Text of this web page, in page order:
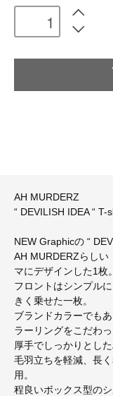
AH MURDERZ
“ DEVILISH IDEA “ T-
NEW Graphicの “
AH MURDERZらしい
マにデザインした1枚。
フロントはシンプル
きく乗せた一枚。
ブランドカラーでも
ラーリングをこだわっ
厚手でしっかりとし
毛羽立ちを軽減、長
用。
程良いボックス型の